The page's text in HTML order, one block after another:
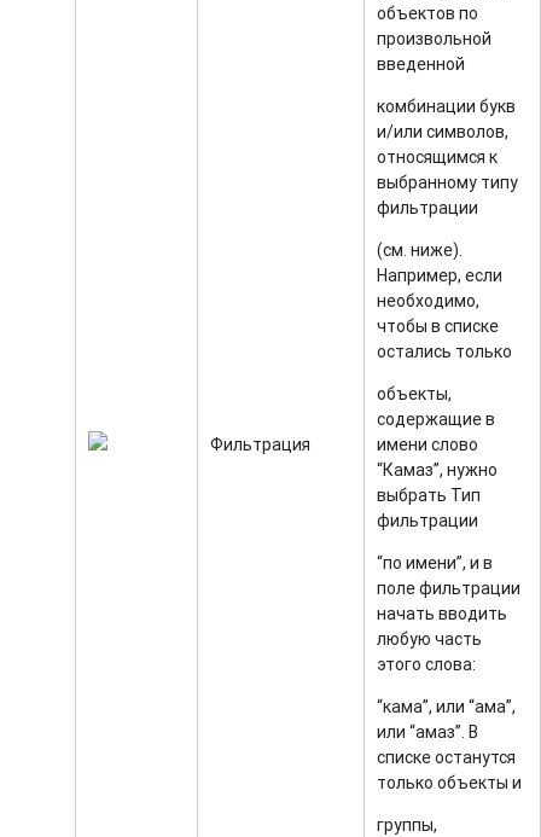
Фильтрация
объектов по
произвольной
введенной
комбинации букв
и/или символов,
относящимся к
выбранному типу
фильтрации
(см. ниже).
Например, если
необходимо,
чтобы в списке
остались только
объекты,
содержащие в
имени слово
“Камаз”, нужно
выбрать Тип
фильтрации
“по имени”, и в
поле фильтрации
начать вводить
любую часть
этого слова:
“кама”, или “ама”,
или “амаз”. В
списке останутся
только объекты и
группы,